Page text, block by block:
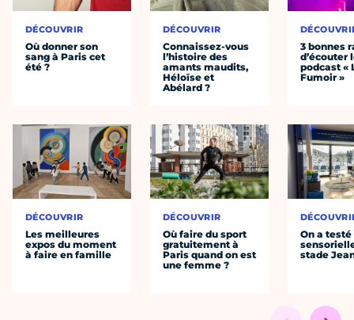
DÉCOUVRIR
Où donner son
sang à Paris cet
été ?
DÉCOUVRIR
Les meilleures
expos du moment
à faire en famille
DÉCOUVRIR
Connaissez-vous
l’histoire des
amants maudits,
Héloïse et
Abélard ?
DÉCOUVRIR
Où faire du sport
gratuitement à
Paris quand on est
une femme ?
3 bonnes
d’écouter
podcast «
Fumoir »
On a
stade